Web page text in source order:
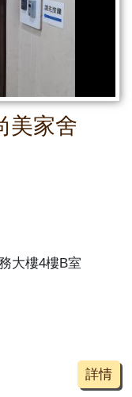
美家舍
大樓4樓B室
詳情